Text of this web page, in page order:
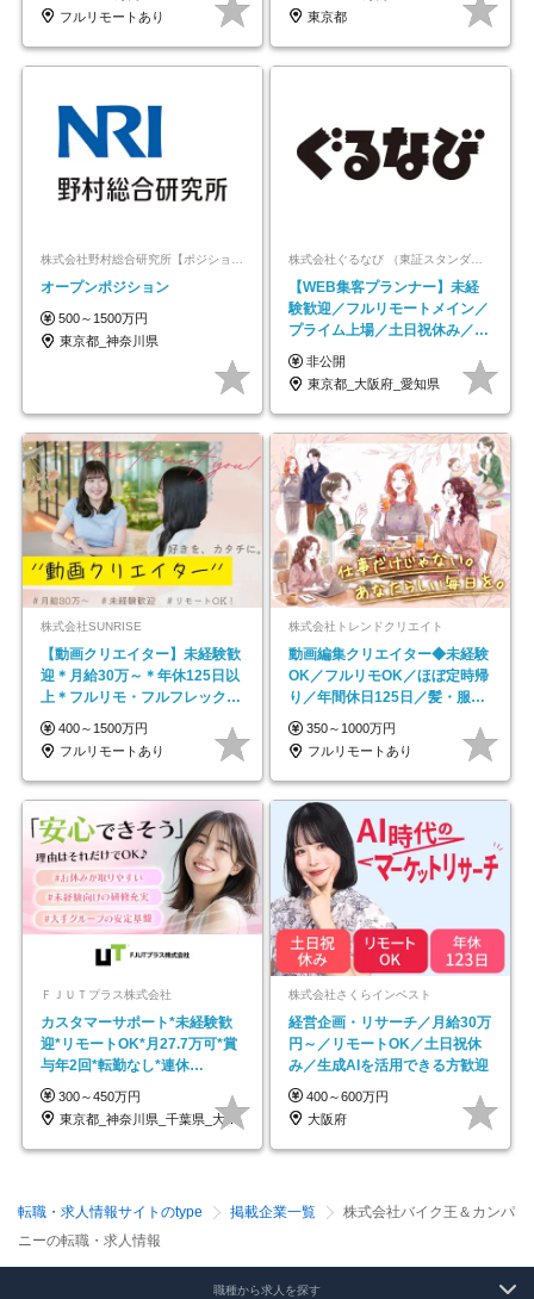
フルリモートあり
東京都
オープンポジション
500～1500万円
東京都_神奈川県
株式会社ぐるなび （東証スタンダード上場）
【WEB集客プランナー】未経
験歓迎／フルリモートメイン／
プライム上場／土日祝休み／東
京・大阪・名古屋
非公開
東京都_大阪府_愛知県
株式会社SUNRISE
【動画クリエイター】未経験歓
迎＊月給30万～＊年休125日以
上＊フルリモ・フルフレックス
◆10名の採用が決定◆
400～1500万円
フルリモートあり
株式会社トレンドクリエイト
動画編集クリエイター◆未経験
OK／フルリモOK／ほぼ定時帰
り／年間休日125日／髪・服・
ネイル自由／副業OK
350～1000万円
フルリモートあり
ＦＪＵＴプラス株式会社
カスタマーサポート*未経験歓
迎*リモートOK*月27.7万可*賞
与年2回*転勤なし*連休
OK/ZE010232
300～450万円
東京都_神奈川県_千葉県_大阪府_愛知県…
株式会社さくらインベスト
経営企画・リサーチ／月給30万
円～／リモートOK／土日祝休
み／生成AIを活用できる方歓迎
400～600万円
大阪府
転職・求人情報サイトのtype 掲載企業一覧
株式会社バイク王＆カンパ
ニーの転職・求人情報
職種から求人を探す